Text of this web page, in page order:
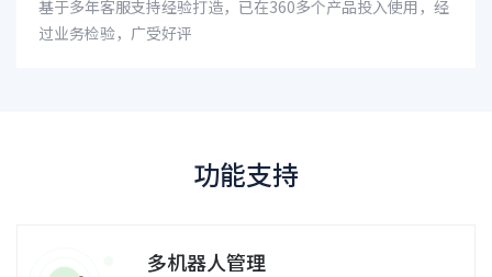
基于多年客服支持经验打造，已在360多个产品投入使用，经
过业务检验，广受好评
功能支持
多机器人管理